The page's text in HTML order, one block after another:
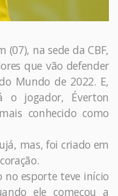
na sede da CBF,
que vão defender
Mundo de 2022. E,
o jogador, Éverton
conhecido como
mas, foi criado em
no esporte teve início
ele começou a